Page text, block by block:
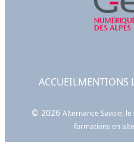
ACCUEILMENTIONS
© 2026 Alternance Savoie, le
formations en